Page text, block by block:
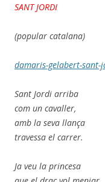
SANT JORDI
(popular catalana)
damaris-gelabert-sant-
Sant Jordi arriba
com un cavaller,
amb la seva llança
travessa el carrer.
Ja veu la princesa